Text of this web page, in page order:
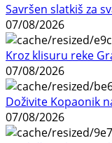
Savršen slatkiš za
07/08/2026
Kroz klisuru reke
07/08/2026
Doživite Kopaonik
07/08/2026